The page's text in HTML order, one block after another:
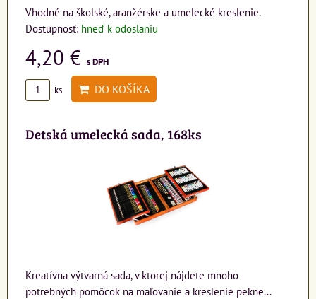
Vhodné na školské, aranžérske a umelecké kreslenie.
Dostupnosť: hneď k odoslaniu
4,20 € s DPH
ks DO KOŠÍKA
Detská umelecká sada, 168ks
Kreatívna výtvarná sada, v ktorej nájdete mnoho
potrebných pomôcok na maľovanie a kreslenie pekne...